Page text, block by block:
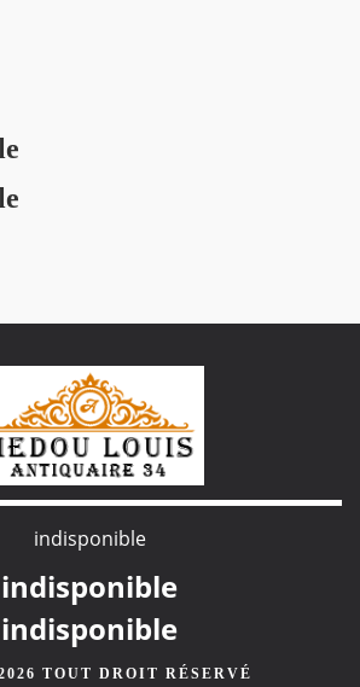
indisponible
indisponible
indisponible
TOUT DROIT RÉSERVÉ